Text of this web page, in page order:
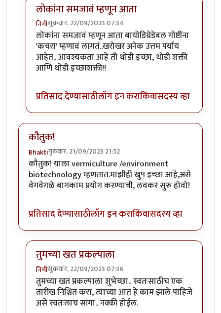
लोकांना समजावं म्हणून आता
निमीशुक्रवार, 22/09/2023 07:34
In reply toगांडूळखतbyस्नेहा.K.
लोकांना समजावं म्हणून आता बायोडिग्रेडेबल गोष्टींना
'कचरा' म्हणावं लागतं..खरोखर अनेक उत्तम पर्याय
आहेत.. आवश्यकता आहे ती थोडी इच्छा, थोडी शक्ती
आणि थोडी इच्छाशक्ती!!
प्रतिसाद देण्यासाठीलॉग इन कराकिंवासदस्य व्हा
कौतुक!
Bhaktiगुरुवार, 21/09/2023 21:52
कौतुक! याला vermiculture /environment
biotechnology म्हणतात.माझीही खुप इच्छा आहे,असे
वेगवेगळे बागकाम प्रयोग करण्याची, लवकर सुरू होवो!
प्रतिसाद देण्यासाठीलॉग इन कराकिंवासदस्य व्हा
तुमच्या खत प्रकल्पाला
निमीशुक्रवार, 22/09/2023 07:36
In reply toकौतुक!byBhakti
तुमच्या खत प्रकल्पाला शुभेच्छा.. स्वतःसाठीच एक
तारीख निश्चित करा, त्याच्या आत हे काम झाले पाहिजे
असे स्वतःलाच सांगा.. नक्की होईल.